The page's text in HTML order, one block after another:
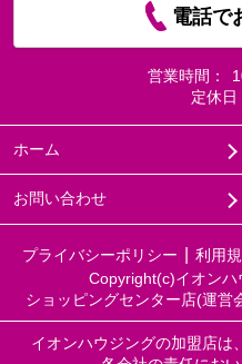
電話で
営業時間：
定休日
ホーム
お問い合わせ
プライバシーポリシー 利用
Copyright(c)イオン
ショッピングセンター店(運営
イオンハウジングの加盟店は